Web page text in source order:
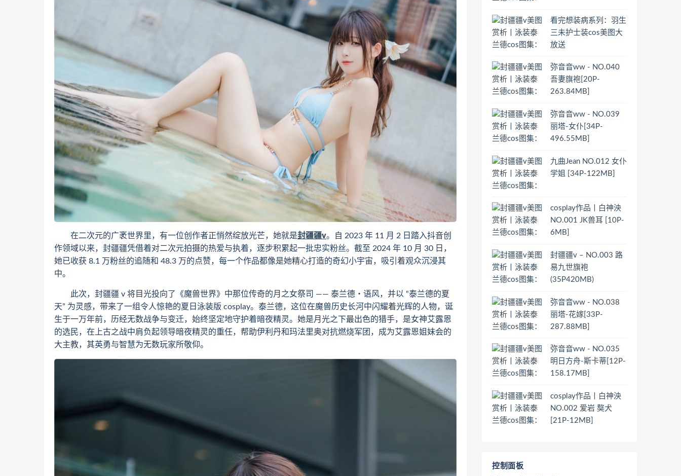
在二次元的广袤世界里，有一位创作者正悄然绽放光芒，她就是封疆疆v。自 2023 年 11 月 2 日踏入抖音创
作领域以来，封疆疆凭借着对二次元拍摄的热爱与执着，逐步积累起一批忠实粉丝。截至 2024 年 10 月 30 日，
她已收获 8.1 万粉丝的追随和 48.3 万的点赞，每一个作品都像是她精心打造的奇幻小宇宙，吸引着观众沉浸其
中。
此次，封疆疆 v 将目光投向了《魔兽世界》中那位传奇的月之女祭司 —— 泰兰德・语风，并以 “泰兰德的夏
天” 为灵感，带来了一组令人惊艳的夏日泳装版 cosplay。泰兰德，这位在魔兽历史长河中闪耀着光辉的人物，诞
生于一万年前，历经无数战争与变迁，始终坚定地守护着暗夜精灵。她是月光之下最出色的猎手，是女神艾露恩
的选民，在上古之战中肩负起领导暗夜精灵的重任，帮助伊利丹和玛法里奥对抗燃烧军团，成为艾露恩姐妹会的
大主教，其英勇与智慧为无数玩家所敬仰。
看完想装病系列：羽生
三未护士装cos美图大
放送
弥音音ww - NO.040
吾妻旗袍[20P-
263.84MB]
弥音音ww - NO.039
丽塔-女仆[34P-
496.55MB]
九曲Jean NO.012 女仆
学姐 [34P-122MB]
cosplay作品丨白神泱
NO.001 JK兽耳 [10P-
6MB]
封疆疆v – NO.003 路
易九世旗袍
(35P420MB)
弥音音ww - NO.038
丽塔-花嫁[33P-
287.88MB]
弥音音ww - NO.035
明日方舟-斯卡蒂[12P-
158.17MB]
cosplay作品丨白神泱
NO.002 爱岩 獒犬
[21P-12MB]
控制面板